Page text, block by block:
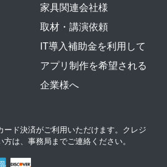
家具関連会社様
取材・講演依頼
IT導入補助金を利用して
アプリ制作を希望される
企業様へ
ード決済がご利用いただけます。クレジ
は、事務局までご連絡ください。